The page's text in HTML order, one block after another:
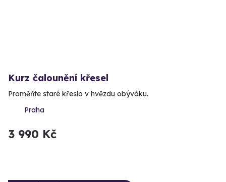
Kurz čalounění křesel
Proměňte staré křeslo v hvězdu obýváku.
Praha
3 990 Kč